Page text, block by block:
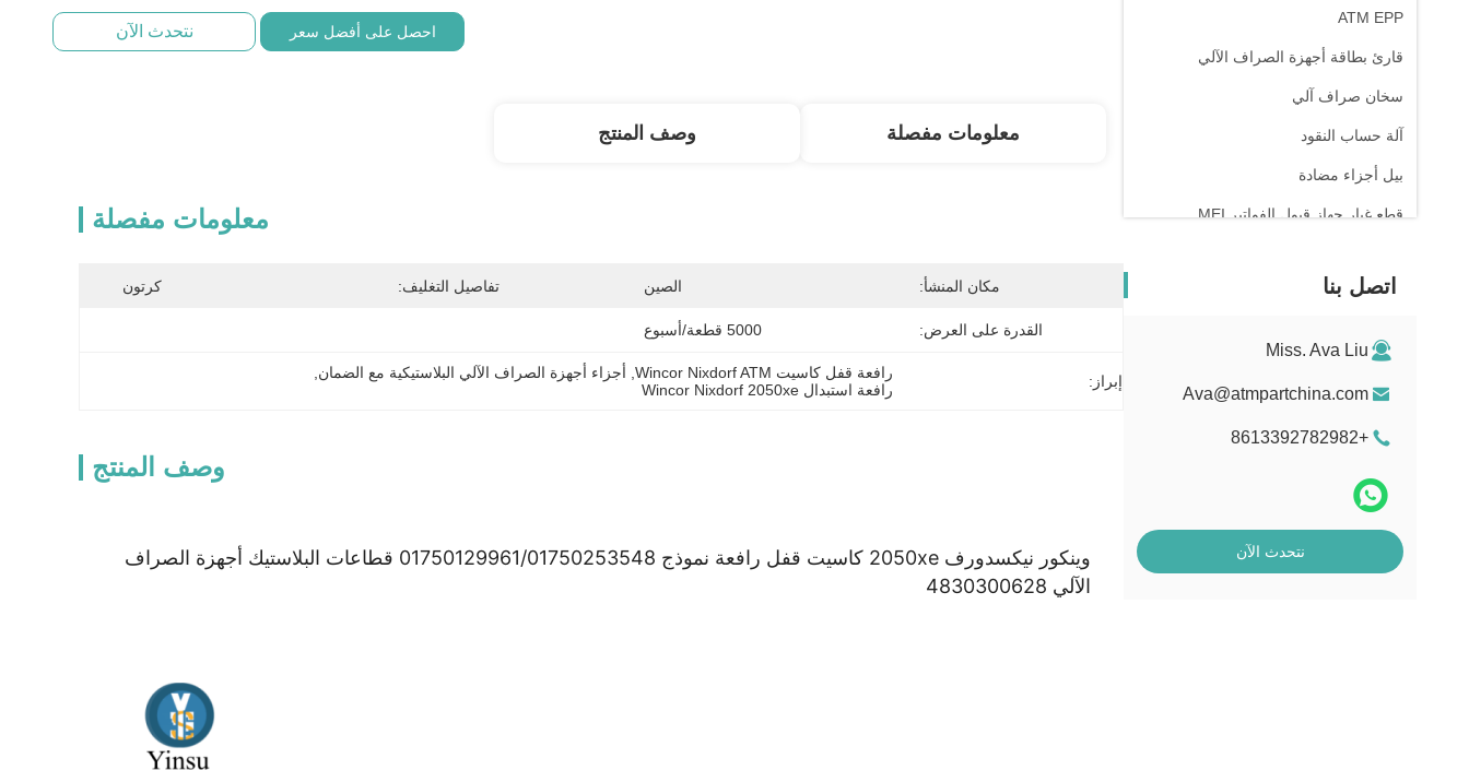
ATM EPP
قارئ بطاقة أجهزة الصراف الآلي
سخان صراف آلي
آلة حساب النقود
بيل أجزاء مضادة
قطع غيار جهاز قبول الفواتير MEI
اتصل بنا
Miss. Ava Liu
Ava@atmpartchina.com
+8613392782982
نتحدث الآن
احصل على أفضل سعر نتحدث الآن
معلومات مفصلة وصف المنتج
معلومات مفصلة
مكان المنشأ: الصين تفاصيل التغليف: كرتون
القدرة على العرض: 5000 قطعة/أسبوع
إبراز: رافعة قفل كاسيت Wincor Nixdorf ATM أجزاء أجهزة الصراف الآلي البلاستيكية مع الضمان
رافعة استبدال Wincor Nixdorf 2050xe
وصف المنتج
وينكور نيكسدورف 2050xe كاسيت قفل رافعة نموذج 01750129961/01750253548 قطاعات البلاستيك أجهزة الصراف
الآلي 4830300628